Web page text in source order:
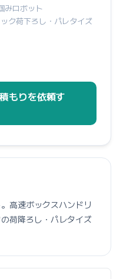
みロボット
ク荷下ろし・パレタイズ
もりを依頼す
高速ボックスハンドリ
荷降ろし・パレタイズ